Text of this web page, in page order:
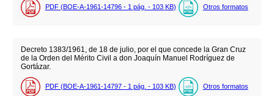
PDF (BOE-A-1961-14796 - 1 pág. - 103 KB) Otros formatos
Decreto 1383/1961, de 18 de julio, por el que concede la Gran Cruz
de la Orden del Mérito Civil a don Joaquín Manuel Rodríguez de
Gortázar.
PDF (BOE-A-1961-14797 - 1 pág. - 103 KB) Otros formatos